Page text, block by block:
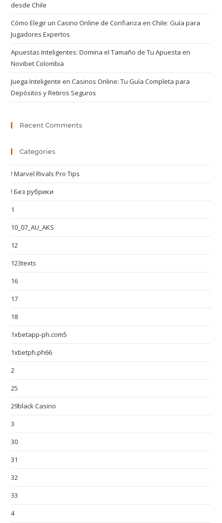
desde Chile
Cómo Elegir un Casino Online de Confianza en Chile: Guía para
Jugadores Expertos
Apuestas Inteligentes: Domina el Tamaño de Tu Apuesta en
Novibet Colombia
Juega Inteligente en Casinos Online: Tu Guía Completa para
Depósitos y Retiros Seguros
Recent Comments
Categories
! Marvel Rivals Pro Tips
! Без рубрики
1
10_07_AU_AKS
12
123texts
16
17
18
1xbetapp-ph.com5
1xbetph.ph66
2
25
29black Casino
3
30
31
32
33
4